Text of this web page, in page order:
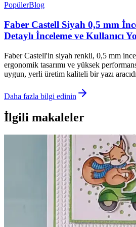
PopülerBlog
Faber Castell Siyah 0,5 mm
Detaylı İnceleme ve Kullanıcı
Faber Castell'in siyah renkli, 0,5 mm
ergonomik tasarımı ve yüksek
uygun, yerli üretim kaliteli bir yazı
Daha fazla bilgi edinin
İlgili makaleler